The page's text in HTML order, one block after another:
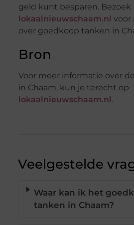
geld kunt besparen. Bezoek
lokaalnieuwschaam.nl voor
over goedkoop tanken in
Bron
Voor meer informatie over
in Chaam, kun je terecht op
lokaalnieuwschaam.nl.
Veelgestelde
Waar kan ik het
tanken in Chaam?